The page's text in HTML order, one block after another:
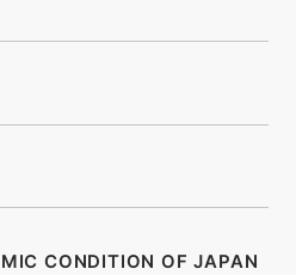
CONDITION OF JAPAN